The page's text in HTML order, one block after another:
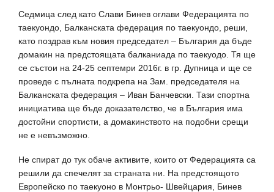
Седмица след като Слави Бинев оглави Федерацията по
таекуондо, Балканската федерация по таекуондо, реши,
като поздрав към новия председател – България да бъде
домакин на предстоящата балканиада по таекуодо. Тя ще
се състои на 24-25 септемри 2016г. в гр. Дупница и ще се
проведе с пълната подкрепа на Зам. председателя на
Балканската федерация – Иван Банчевски. Тази спортна
инициатива ще бъде доказателство, че в България има
достойни спортисти, а домакинството на подобни срещи
не е невъзможно.
Не спират до тук обаче активите, които от Федерацията са
решили да спечелят за страната ни. На предстоящото
Европейско по таекуоно в Монтрьо- Швейцария, Бинев